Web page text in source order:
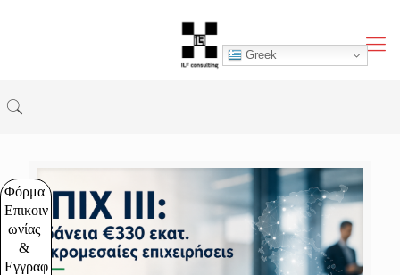
Φόρμα
Επικοιν
ωνίας
&
Εγγραφ
Greek